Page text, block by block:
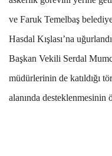
ve Faruk Temelbaş
Hasdal Kışlası’na
Başkan Vekili Serdal
müdürlerinin de katıldığı
alanında desteklenmesinin